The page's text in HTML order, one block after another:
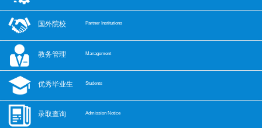
国外院校 Partner Institutions
教务管理 Management
优秀毕业生 Students
录取查询 Admission Notice